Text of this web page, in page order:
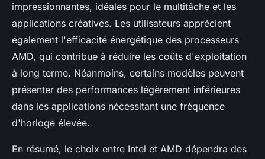
impressionnantes, idéales pour le multitâche et les
applications créatives. Les utilisateurs apprécient
également l'efficacité énergétique des processeurs
AMD, qui contribue à réduire les coûts d'exploitation
à long terme. Néanmoins, certains modèles peuvent
présenter des performances légèrement inférieures
dans les applications nécessitant une fréquence
d'horloge élevée.
En résumé, le choix entre Intel et AMD dépendra des